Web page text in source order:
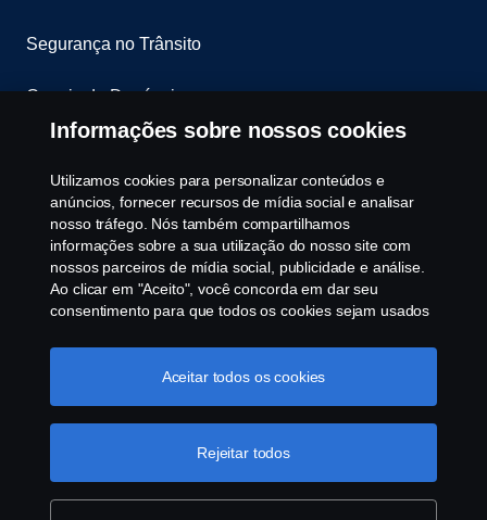
Segurança no Trânsito
Canais de Denúncia
Programa de Rotulagem Veicular
Política de Cookies
Configurações de cookies
Brasil, Av. José Odorizzi, 151 - Vila Euro, São
Bernardo do Campo. SP. Tel: +55 11 4090-2960.
CNPJ 59.104.901/0001-76
Informações sobre nossos cookies
Utilizamos cookies para personalizar conteúdos e
anúncios, fornecer recursos de mídia social e analisar
nosso tráfego. Nós também compartilhamos
informações sobre a sua utilização do nosso site com
nossos parceiros de mídia social, publicidade e análise.
Ao clicar em "Aceito", você concorda em dar seu
consentimento para que todos os cookies sejam usados
gerenciar a utilização dos cookies clicando em
"Configurações de cookies" e selecionando as
ser encontrada clicando no link abaixo deste texto ou em
“declaração de privacidade". Mais informações sobre a
sua privacidade
Rejeitar todos
Aceitar todos os cookies